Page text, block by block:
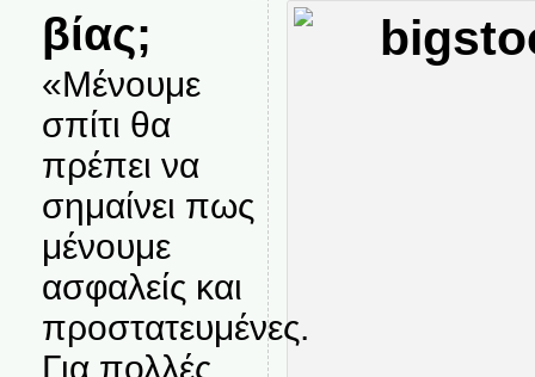
βίας;
«Μένουμε
σπίτι θα
πρέπει να
σημαίνει πως
μένουμε
ασφαλείς και
προστατευμένες.
Για πολλές